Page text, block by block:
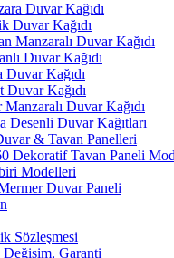
Duvar Kağıdı
Duvar Kağıdı
Manzaralı Duvar Kağıdı
Duvar Kağıdı
Duvar Kağıdı
Duvar Kağıdı
Manzaralı Duvar Kağıdı
Desenli Duvar Kağıtları
& Tavan Panelleri
Dekoratif Tavan Paneli
Modelleri
Duvar Paneli
Sözleşmesi
Değişim, Garanti